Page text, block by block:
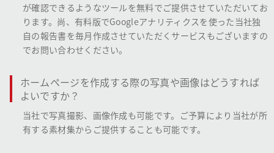
が確認できるようなツールを無料でご提供させていただいてお
ります。尚、有料版でGoogleアナリティクスを使った当社独
自の報告書を毎月作成させていただくサービスもございますの
でお問い合わせください。
ホームページを作成する際の写真や画像はどうすれば
よいですか？
当社で写真撮影、画像作成も可能です。ご予算により当社が所
有する素材集からご提供することも可能です。